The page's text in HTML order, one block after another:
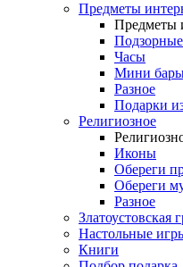
Предметы
Предметы
Часы
Мини
Разное
Подарки
Религиозное
Иконы
Обереги
Обереги
Разное
Златоустовская
Настольные
Книги